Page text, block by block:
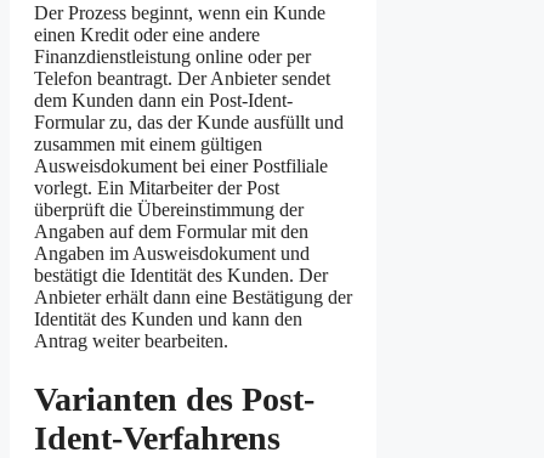
Der Prozess beginnt, wenn ein Kunde
einen Kredit oder eine andere
Finanzdienstleistung online oder per
Telefon beantragt. Der Anbieter sendet
dem Kunden dann ein Post-Ident-
Formular zu, das der Kunde ausfüllt und
zusammen mit einem gültigen
Ausweisdokument bei einer Postfiliale
vorlegt. Ein Mitarbeiter der Post
überprüft die Übereinstimmung der
Angaben auf dem Formular mit den
Angaben im Ausweisdokument und
bestätigt die Identität des Kunden. Der
Anbieter erhält dann eine Bestätigung der
Identität des Kunden und kann den
Antrag weiter bearbeiten.
Varianten des Post-
Ident-Verfahrens